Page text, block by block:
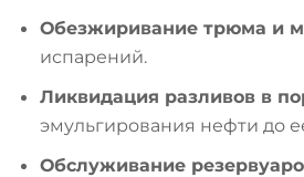
Обезжиривание трюма и
испарений.
Ликвидация разливов в
эмульгирования нефти до
Обслуживание